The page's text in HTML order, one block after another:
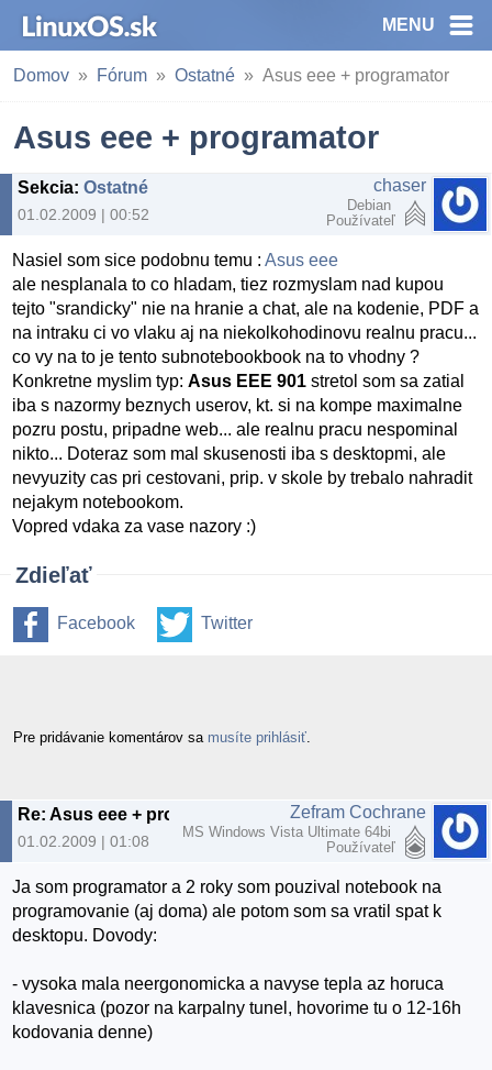
MENU
Domov Fórum Ostatné Asus eee + programator
Asus eee + programator
Sekcia: Ostatné
01.02.2009 | 00:52
chaser
Debian
Používateľ
Nasiel som sice podobnu temu :Asus eee
ale nesplanala to co hladam, tiez rozmyslam nad kupou
tejto "srandicky" nie na hranie a chat, ale na kodenie, PDF a
na intraku ci vo vlaku aj na niekolkohodinovu realnu pracu...
co vy na to je tento subnotebookbook na to vhodny ?
Konkretne myslim typ:Asus EEE 901 stretol som sa zatial
iba s nazormy beznych userov, kt. si na kompe maximalne
pozru postu, pripadne web... ale realnu pracu nespominal
nikto... Doteraz som mal skusenosti iba s desktopmi, ale
nevyuzity cas pri cestovani, prip. v skole by trebalo nahradit
nejakym notebookom.
Vopred vdaka za vase nazory :)
Zdieľať
Facebook Twitter
Pre pridávanie komentárov sa musíte prihlásiť
Re: Asus eee + programator
01.02.2009 | 01:08
Zefram Cochrane
MS Windows Vista Ultimate 64bi
Používateľ
Ja som programator a 2 roky som pouzival notebook na
programovanie (aj doma) ale potom som sa vratil spat k
desktopu. Dovody:
- vysoka mala neergonomicka a navyse tepla az horuca
klavesnica (pozor na karpalny tunel, hovorime tu o 12-16h
kodovania denne)